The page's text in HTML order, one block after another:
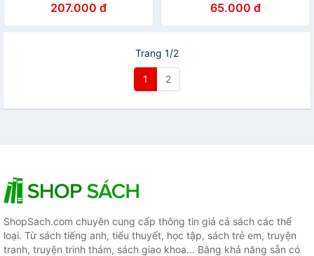
207.000 đ 65.000 đ
Trang 1/2
1 2
ShopSach.com chuyên cung cấp thông tin giá cả sách các thể
loại. Từ sách tiếng anh, tiểu thuyết, học tập, sách trẻ em, truyện
tranh, truyện trinh thám, sách giao khoa... Bằng khả năng sẵn có